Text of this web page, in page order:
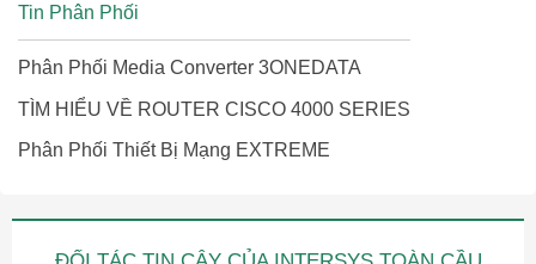
Tin Phân Phối
Phân Phối Media Converter 3ONEDATA
TÌM HIỂU VỀ ROUTER CISCO 4000 SERIES
Phân Phối Thiết Bị Mạng EXTREME